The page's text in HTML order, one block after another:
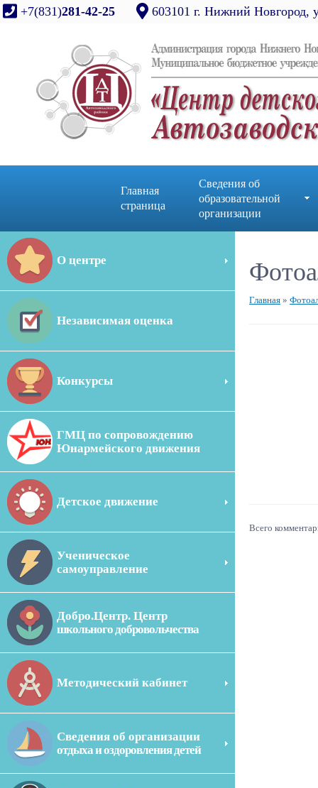
+7(831)281-42-25 603101 г. Нижний Новгород,
Главная
страница
Сведения об
образовательной
организации
О центре
Независимая оценка
Конкурсы
ГМЦ по сопровождению
Юнармейского движения
Детское движение
Ученическое
самоуправление
Добро.Центр. Центр
школьного добровольчества
Методический кабинет
Сведения об организации
отдыха и оздоровления детей
Главная »
Всего